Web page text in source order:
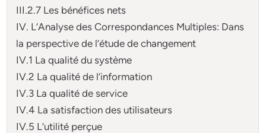
III.2.7 Les bénéfices nets
IV. L’Analyse des Correspondances Multiples: Dans
la perspective de l’étude de changement
IV.1 La qualité du système
IV.2 La qualité de l’information
IV.3 La qualité de service
IV.4 La satisfaction des utilisateurs
IV.5 L’utilité perçue